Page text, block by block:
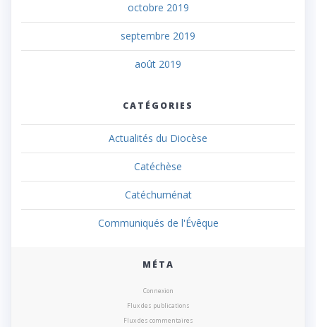
octobre 2019
septembre 2019
août 2019
CATÉGORIES
Actualités du Diocèse
Catéchèse
Catéchuménat
Communiqués de l'Évêque
MÉTA
Connexion
Flux des publications
Flux des commentaires